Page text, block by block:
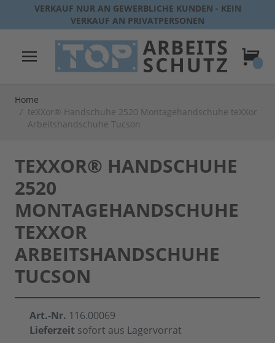
Direkt zum Inhalt
VERKAUF NUR AN GEWERBLICHE KUNDEN - KEIN
VERKAUF AN PRIVATPERSONEN
Home
/ teXXor® Handschuhe 2520 Montagehandschuhe teXXor
Arbeitshandschuhe Tucson
TEXXOR® HANDSCHUHE
2520
MONTAGEHANDSCHUHE
TEXXOR
ARBEITSHANDSCHUHE
TUCSON
Art.-Nr. 116.00069
Lieferzeit sofort aus Lagervorrat